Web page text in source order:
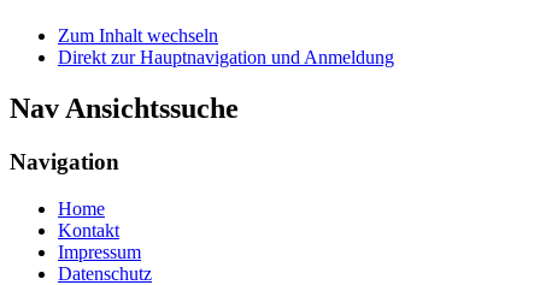
Zum Inhalt wechseln
Direkt zur Hauptnavigation und Anmeldung
Nav Ansichtssuche
Navigation
Home
Kontakt
Impressum
Datenschutz